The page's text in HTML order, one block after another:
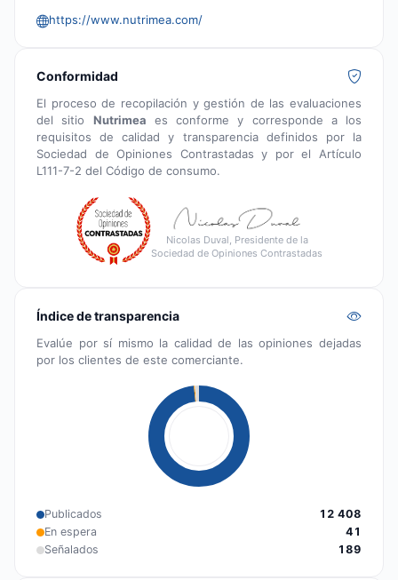
https://www.nutrimea.com/
Conformidad
El proceso de recopilación y gestión de las evaluaciones
del sitio Nutrimea es conforme y corresponde a los
requisitos de calidad y transparencia definidos por la
Sociedad de Opiniones Contrastadas y por el Artículo
L111-7-2 del Código de consumo.
Nicolas Duval, Presidente de la
Sociedad de Opiniones Contrastadas
Índice de transparencia
Evalúe por sí mismo la calidad de las opiniones dejadas
por los clientes de este comerciante.
Publicados
12 408
En espera
41
Señalados
189